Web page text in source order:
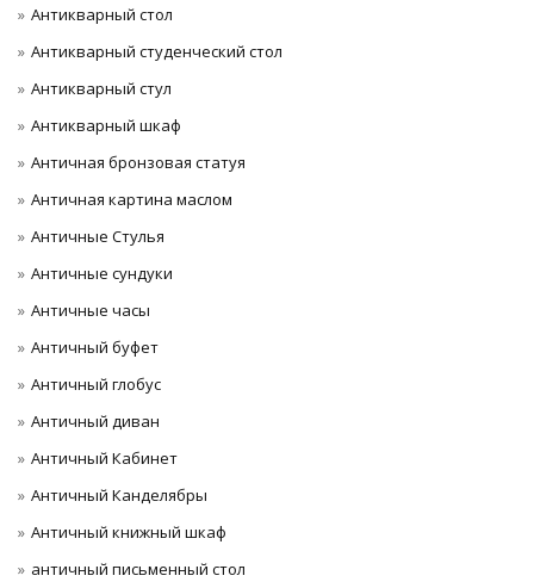
Антикварный стол
Антикварный студенческий стол
Антикварный стул
Антикварный шкаф
Античная бронзовая статуя
Античная картина маслом
Античные Стулья
Античные сундуки
Античные часы
Античный буфет
Античный глобус
Античный диван
Античный Кабинет
Античный Канделябры
Античный книжный шкаф
античный письменный стол